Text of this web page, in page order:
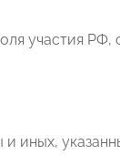
участия
иных,